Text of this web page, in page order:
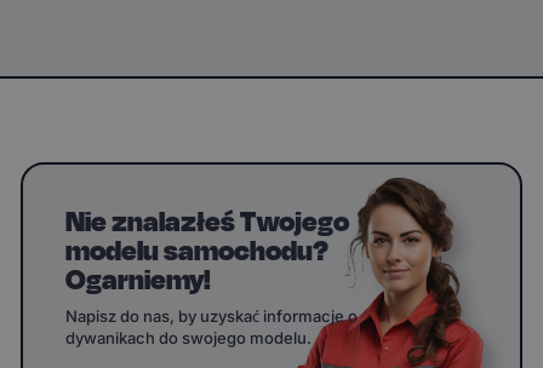
Nie znalazłeś Twojego
modelu samochodu?
Ogarniemy!
Napisz do nas, by uzyskać informacje o
dywanikach do swojego modelu.